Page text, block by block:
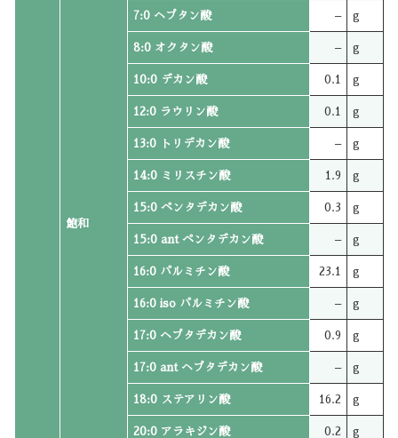
飽和
7:0 ヘプタン酸 – g
8:0 オクタン酸 – g
10:0 デカン酸 0.1 g
12:0 ラウリン酸 0.1 g
13:0 トリデカン酸 – g
14:0 ミリスチン酸 1.9 g
15:0 ペンタデカン酸 0.3 g
15:0 ant ペンタデカン酸 – g
16:0 パルミチン酸 23.1 g
16:0 iso パルミチン酸 – g
17:0 ヘプタデカン酸 0.9 g
17:0 ant ヘプタデカン酸 – g
18:0 ステアリン酸 16.2 g
20:0 アラキジン酸 0.2 g